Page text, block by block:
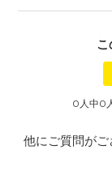
こ
0人中0
他にご質問がご